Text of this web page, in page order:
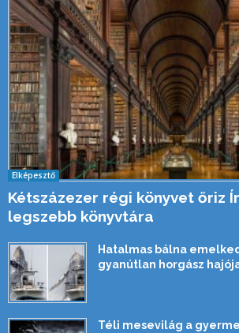
Elképesztő
Kétszázezer régi könyvet őriz
legszebb könyvtára
Hatalmas bálna
gyanútlan horgász
Téli mesevilág a